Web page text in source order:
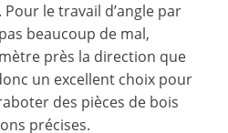
le travail d’angle par
beaucoup de mal,
près la direction que
un excellent choix pour
des pièces de bois
précises.